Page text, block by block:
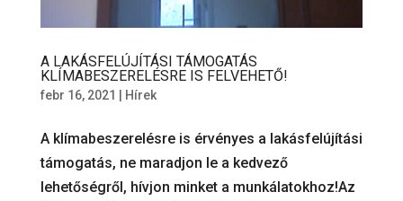
A LAKÁSFELÚJÍTÁSI TÁMOGATÁS
KLÍMABESZERELÉSRE IS FELVEHETŐ!
febr 16, 2021 Hírek
A klímabeszerelésre is érvényes a lakásfelújítási
támogatás, ne maradjon le a kedvező
lehetőségről, hívjon minket a munkálatokhoz!Az